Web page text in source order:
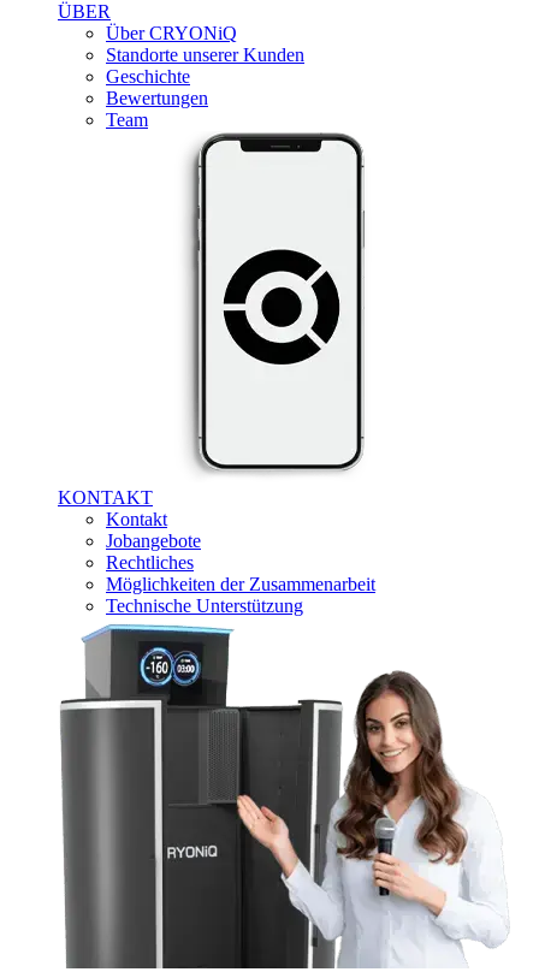
ÜBER
Über CRYONiQ
Standorte unserer Kunden
Geschichte
Bewertungen
Team
KONTAKT
Kontakt
Jobangebote
Rechtliches
Möglichkeiten der Zusammenarbeit
Technische Unterstützung